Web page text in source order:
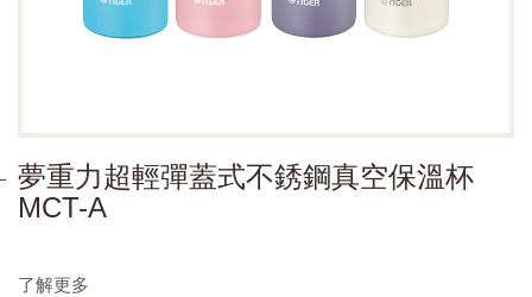
夢重力超輕彈蓋式不銹鋼真空保溫杯
MCT-A
了解更多